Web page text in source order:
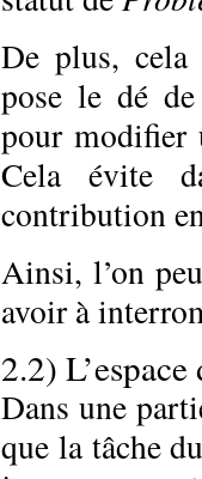
De plus,
pose le dé
pour
Cela évite
contribution
Ainsi, l’on
avoir à
2.2)
Dans une
que la tâche